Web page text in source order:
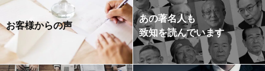
お客様からの声
あの著名人も
致知を読んでいます